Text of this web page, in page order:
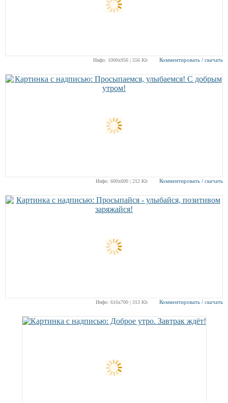
Инфо: 1000х956 | 556 Kb Комментировать / скачать
Инфо: 600х600 | 212 Kb Комментировать / скачать
Инфо: 616х700 | 313 Kb Комментировать / скачать